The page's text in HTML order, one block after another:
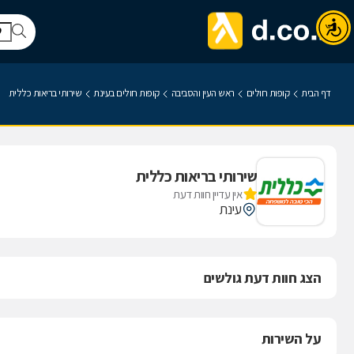
דף הבית קופות חולים ראש העין והסביבה קופות חולים בעינת שירותי בריאות כללית
שירותי בריאות כללית
אין עדיין חוות דעת
עינת
הצג חוות דעת גולשים
על השירות